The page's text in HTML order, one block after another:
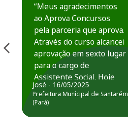
“Meus agradecimentos
ao Aprova Concursos
pela parceria que aprova.
Através do curso alcancei
aprovação em sexto lugar
para o cargo de
Assistente Social. Hoje
estou atuando na
Prefeitura de Santarém.
José - 16/05/2025
Prefeitura Municipal de Santarém
(Pará)